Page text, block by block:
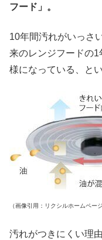
フード」。
10年間汚れがいっさ
来のレンジフードの
様になっている、と
（画像引用：リクシルホームペー
汚れがつきにくい理